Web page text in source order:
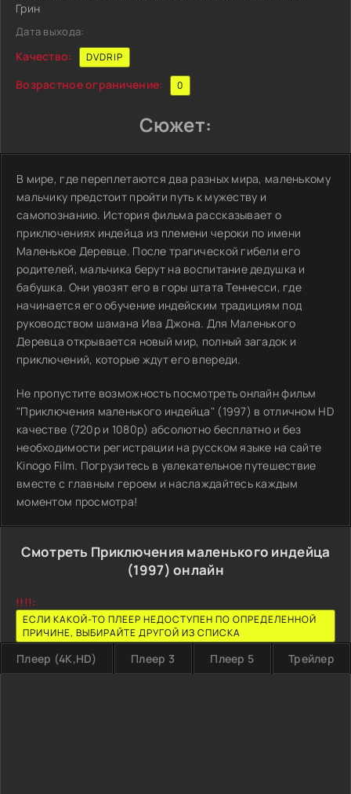
Грин
Дата выхода:
Качество: DVDRIP
Возрастное ограничение: 0
Сюжет:
В мире, где переплетаются два разных мира, маленькому
мальчику предстоит пройти путь к мужеству и
самопознанию. История фильма рассказывает о
приключениях индейца из племени чероки по имени
Маленькое Деревце. После трагической гибели его
родителей, мальчика берут на воспитание дедушка и
бабушка. Они увозят его в горы штата Теннесси, где
начинается его обучение индейским традициям под
руководством шамана Ива Джона. Для Маленького
Деревца открывается новый мир, полный загадок и
приключений, которые ждут его впереди.
Не пропустите возможность посмотреть онлайн фильм
"Приключения маленького индейца" (1997) в отличном HD
качестве (720p и 1080p) абсолютно бесплатно и без
необходимости регистрации на русском языке на сайте
Kinogo Film. Погрузитесь в увлекательное путешествие
вместе с главным героем и наслаждайтесь каждым
моментом просмотра!
Смотреть Приключения маленького индейца
(1997) онлайн
!!!!:
ЕСЛИ КАКОЙ-ТО ПЛЕЕР НЕДОСТУПЕН ПО ОПРЕДЕЛЕННОЙ
ПРИЧИНЕ, ВЫБИРАЙТЕ ДРУГОЙ ИЗ СПИСКА
Плеер (4K,HD) Плеер 3 Плеер 5 Трейлер